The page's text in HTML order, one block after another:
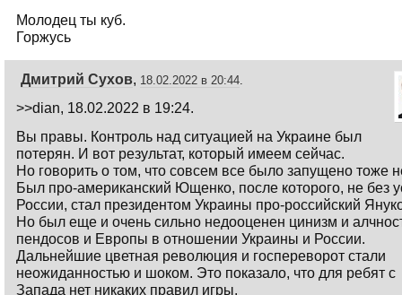
Молодец ты куб.
Горжусь
Дмитрий Сухов, 18.02.2022 в 20:44.
>>dian, 18.02.2022 в 19:24.
Вы правы. Контроль над ситуацией на Украине был
потерян. И вот результат, который имеем сейчас.
Но говорить о том, что совсем все было запущено тоже
Был про-американский Ющенко, после которого, не без
России, стал президентом Украины про-российский
Но был еще и очень сильно недооценен цинизм и
пендосов и Европы в отношении Украины и России.
Дальнейшие цветная революция и госпереворот стали
неожиданностью и шоком. Это показало, что для ребят с
Запада нет никаких правил игры.